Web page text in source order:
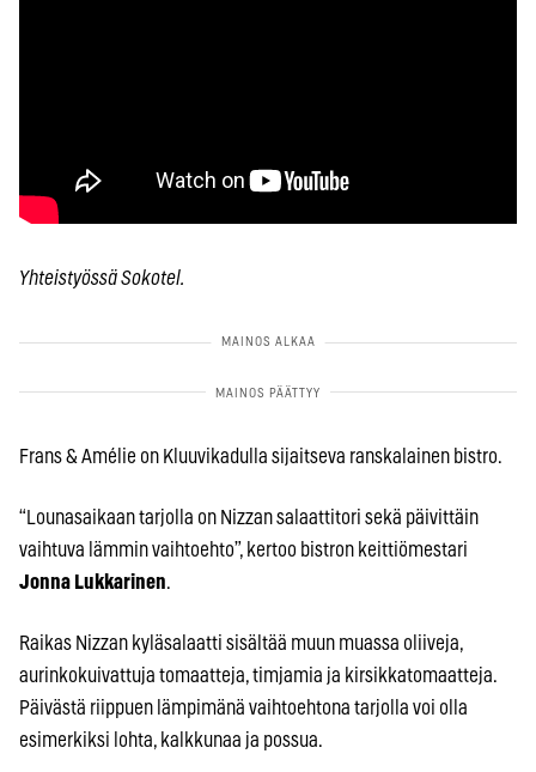
Yhteistyössä Sokotel.
Frans & Amélie on Kluuvikadulla sijaitseva ranskalainen bistro.
“Lounasaikaan tarjolla on Nizzan salaattitori sekä päivittäin
vaihtuva lämmin vaihtoehto”, kertoo bistron keittiömestari
Jonna Lukkarinen.
Raikas Nizzan kyläsalaatti sisältää muun muassa oliiveja,
aurinkokuivattuja tomaatteja, timjamia ja kirsikkatomaatteja.
Päivästä riippuen lämpimänä vaihtoehtona tarjolla voi olla
esimerkiksi lohta, kalkkunaa ja possua.